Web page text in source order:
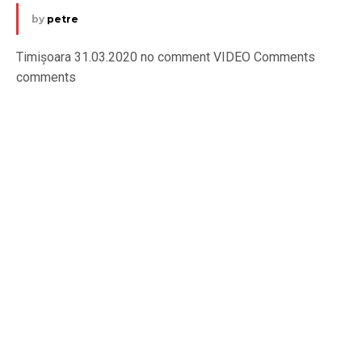
by petre
Timișoara 31.03.2020 no comment VIDEO Comments
comments